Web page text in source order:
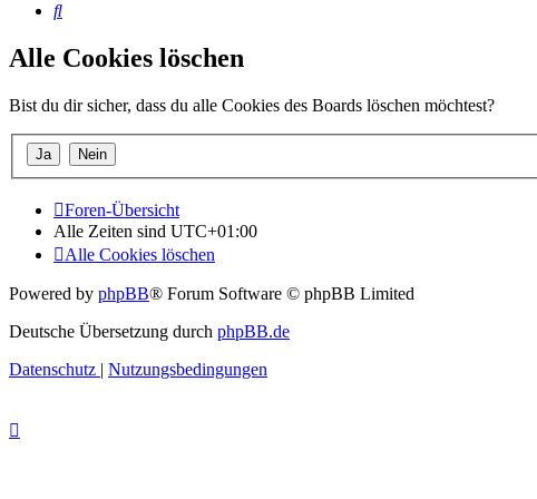
Suche
Alle Cookies löschen
Bist du dir sicher, dass du alle Cookies des Boards löschen möchtest?
Foren-Übersicht
Alle Zeiten sind UTC+01:00
Alle Cookies löschen
Powered by phpBB® Forum Software © phpBB Limited
Deutsche Übersetzung durch phpBB.de
Datenschutz | Nutzungsbedingungen